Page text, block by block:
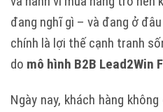
đang nghĩ gì – và đang ở
chính là lợi thế cạnh tranh
do mô hình B2B Lead2Win
Ngày nay, khách hàng